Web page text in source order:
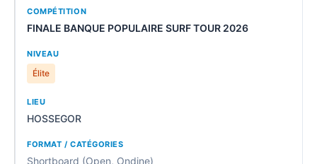
FINALE BANQUE POPULAIRE SURF TOUR 2026
Élite
HOSSEGOR
Shortboard (Open, Ondine)